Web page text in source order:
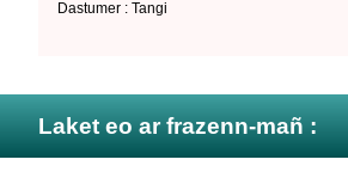
Dastumer : Tangi
Laket eo ar frazenn-mañ :